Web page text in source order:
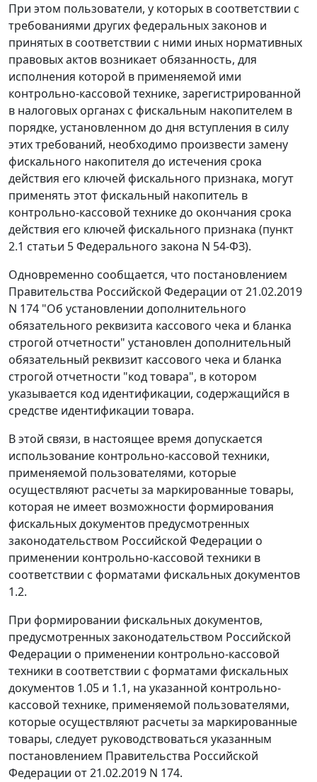
При этом пользователи, у которых в соответствии с
требованиями других федеральных законов и
принятых в соответствии с ними иных нормативных
правовых актов возникает обязанность, для
исполнения которой в применяемой ими
контрольно-кассовой технике, зарегистрированной
в налоговых органах с фискальным накопителем в
порядке, установленном до дня вступления в силу
этих требований, необходимо произвести замену
фискального накопителя до истечения срока
действия его ключей фискального признака, могут
применять этот фискальный накопитель в
контрольно-кассовой технике до окончания срока
действия его ключей фискального признака (пункт
2.1 статьи 5 Федерального закона N 54-ФЗ).
Одновременно сообщается, что постановлением
Правительства Российской Федерации от 21.02.2019
N 174 "Об установлении дополнительного
обязательного реквизита кассового чека и бланка
строгой отчетности" установлен дополнительный
обязательный реквизит кассового чека и бланка
строгой отчетности "код товара", в котором
указывается код идентификации, содержащийся в
средстве идентификации товара.
В этой связи, в настоящее время допускается
использование контрольно-кассовой техники,
применяемой пользователями, которые
осуществляют расчеты за маркированные товары,
которая не имеет возможности формирования
фискальных документов предусмотренных
законодательством Российской Федерации о
применении контрольно-кассовой техники в
соответствии с форматами фискальных документов
1.2.
При формировании фискальных документов,
предусмотренных законодательством Российской
Федерации о применении контрольно-кассовой
техники в соответствии с форматами фискальных
документов 1.05 и 1.1, на указанной контрольно-
кассовой технике, применяемой пользователями,
которые осуществляют расчеты за маркированные
товары, следует руководствоваться указанным
постановлением Правительства Российской
Федерации от 21.02.2019 N 174.